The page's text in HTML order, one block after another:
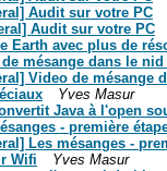
Audit sur votre PC
Audit sur votre PC
Earth avec plus de
mésange dans le nid
Video de mésange
Yves Masur
Java à l'open
- première
Les mésanges -
Wifi
Yves Masur